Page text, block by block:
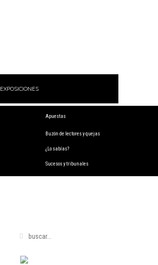
EXPOSICIONES
Apuestas
Buzón de lectores y quejas
¿Lo sabías?
Sucesos y tribunales